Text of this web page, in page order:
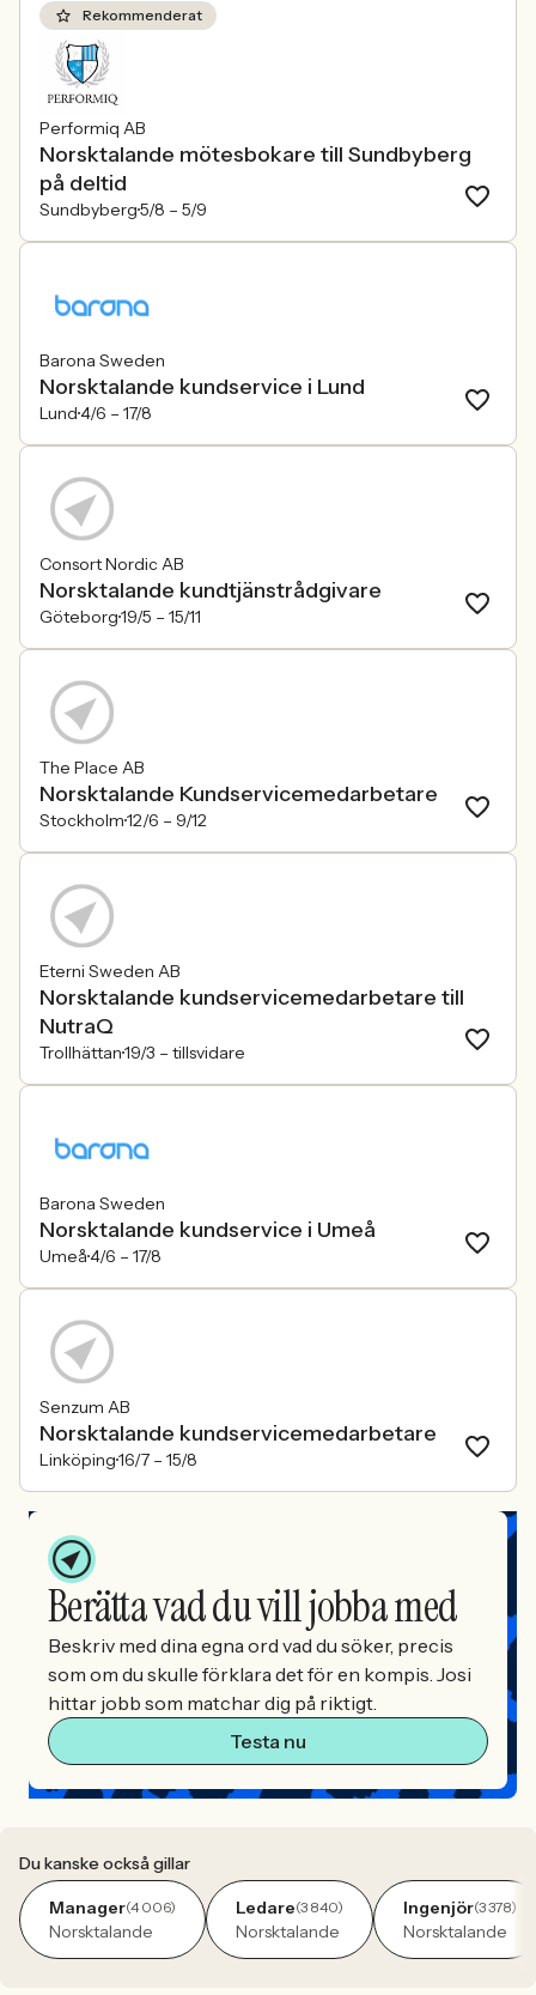
Rekommenderat
Performiq AB
Norsktalande mötesbokare till Sundbyberg
på deltid
Sundbyberg5/8 – 5/9
Barona Sweden
Norsktalande kundservice i Lund
Lund4/6 – 17/8
Consort Nordic AB
Norsktalande kundtjänstrådgivare
Göteborg19/5 – 15/11
The Place AB
Norsktalande Kundservicemedarbetare
Stockholm12/6 – 9/12
Eterni Sweden AB
Norsktalande kundservicemedarbetare till
NutraQ
Trollhättan19/3 – tillsvidare
Barona Sweden
Norsktalande kundservice i Umeå
Umeå4/6 – 17/8
Senzum AB
Norsktalande kundservicemedarbetare
Linköping16/7 – 15/8
Berätta vad du vill jobba med
Beskriv med dina egna ord vad du söker, precis
som om du skulle förklara det för en kompis. Josi
hittar jobb som matchar dig på riktigt.
Testa nu
Du kanske också gillar
Manager(4 006)
Norsktalande
Ledare(3 840)
Norsktalande
Ingenjör(3 378)
Norsktalande